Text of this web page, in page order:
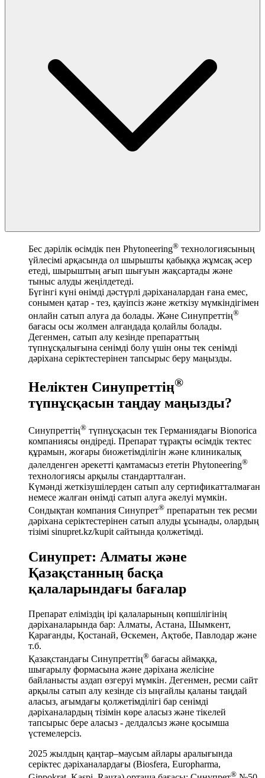
Бес дәрілік өсімдік пен Phytoneering® технологиясының
үйлесімі арқасында ол шырышты қабыққа жұмсақ әсер
етеді, шырыштың ағып шығуын жақсартады және
тыныс алуды жеңілдетеді.
Бүгінгі күні өнімді дәстүрлі дәріханалардан ғана емес,
сонымен қатар - тез, қауіпсіз және жеткізу мүмкіндігімен
онлайн сатып алуға да болады. Және Синупреттің®
бағасы осы жолмен алғандада қолайлы болады.
Дегенмен, сатып алу кезінде препараттың
түпнұсқалығына сенімді болу үшін оны тек сенімді
дәріхана серіктестерінен тапсырыс беру маңызды.
Неліктен Синупреттің®
түпнұсқасын таңдау маңызды?
Синупреттің® түпнұсқасын тек Германиядағы Bionorica
компаниясы өндіреді. Препарат тұрақты өсімдік тектес
құрамын, жоғары биожетімділігін және клиникалық
дәлелденген әрекетті қамтамасыз ететін Phytoneering®
технологиясы арқылы стандартталған.
Күмәнді жеткізушілерден сатып алу сертификатталмаған
немесе жалған өнімді сатып алуға әкелуі мүмкін.
Сондықтан компания Синупрет® препаратын тек ресми
дәріхана серіктестерінен сатып алуды ұсынады, олардың
тізімі sinupret.kz/kupit сайтында қолжетімді.
Синупрет: Алматы және
Қазақстанның басқа
қалаларындағы бағалар
Препарат еліміздің ірі қалаларының көпшілігінің
дәріханаларында бар: Алматы, Астана, Шымкент,
Қарағанды, Қостанай, Өскемен, Ақтөбе, Павлодар және
т.б.
Қазақстандағы Синупреттің® бағасы аймаққа,
шығарылу формасына және дәріхана желісіне
байланысты аздап өзгеруі мүмкін. Дегенмен, ресми сайт
арқылы сатып алу кезінде сіз ыңғайлы қаланы таңдай
аласыз, ағымдағы қолжетімділігі бар сенімді
дәріханалардың тізімін көре аласыз және тікелей
тапсырыс бере аласыз - делдалсыз және қосымша
үстемелерсіз.
2025 жылдың қаңтар–маусым айлары аралығында
серіктес дәріханалардағы (Biosfera, Europharma,
®